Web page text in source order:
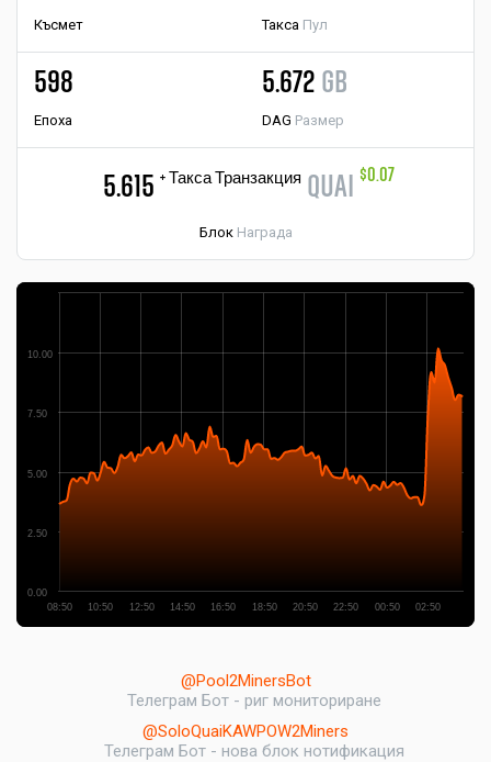
Късмет Такса Пул
598
Епоха
5.672 GB
DAG Размер
5.615 + Такса Транзакция QUAI $0.07
Блок Награда
08:50 10:50 12:50 14:50 16:50 18:50 20:50 22:50 00:50 02:50
0.00
2.50
5.00
7.50
10.00
@Pool2MinersBot
Телеграм Бот - риг мониториране
@SoloQuaiKAWPOW2Miners
Телеграм Бот - нова блок нотификация